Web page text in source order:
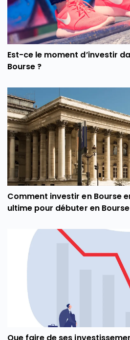
Est-ce le moment d’investir
Bourse ?
Comment investir en Bourse
ultime pour débuter en Bourse